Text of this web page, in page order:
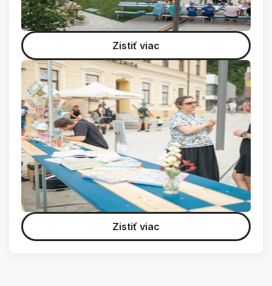
Zistiť viac
Zistiť viac